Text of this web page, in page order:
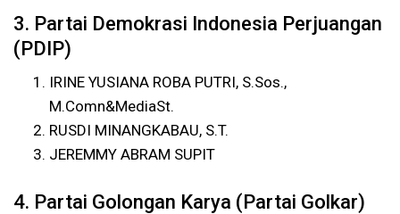
3. Partai Demokrasi Indonesia Perjuangan
(PDIP)
IRINE YUSIANA ROBA PUTRI, S.Sos.,
M.Comn&MediaSt.
RUSDI MINANGKABAU, S.T.
JEREMMY ABRAM SUPIT
4. Partai Golongan Karya (Partai Golkar)